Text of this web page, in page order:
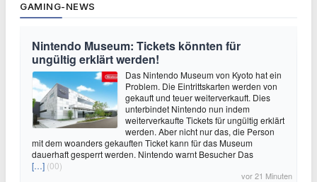
GAMING-NEWS
Nintendo Museum: Tickets könnten für
ungültig erklärt werden!
Das Nintendo Museum von Kyoto hat ein
Problem. Die Eintrittskarten werden von
gekauft und teuer weiterverkauft. Dies
unterbindet Nintendo nun indem
weiterverkaufte Tickets für ungültig erklärt
werden. Aber nicht nur das, die Person
mit dem woanders gekauften Ticket kann für das Museum
dauerhaft gesperrt werden. Nintendo warnt Besucher Das
[…] (00)
vor 21 Minuten